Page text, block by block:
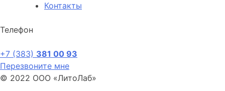
Контакты
Телефон
+7 (383) 381 00 93
Перезвоните мне
© 2022 ООО «ЛитоЛаб»